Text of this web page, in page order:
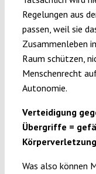
Regelungen aus
passen, weil sie
Zusammenleben
Raum schützen,
Menschenrecht
Autonomie.
Verteidigung
Übergriffe =
Was also können